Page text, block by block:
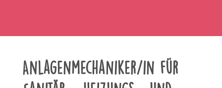
Anlagenmechaniker/in für